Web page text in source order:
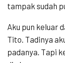
tampak sudah
Aku pun keluar
Tito. Tadinya
padanya. Tapi